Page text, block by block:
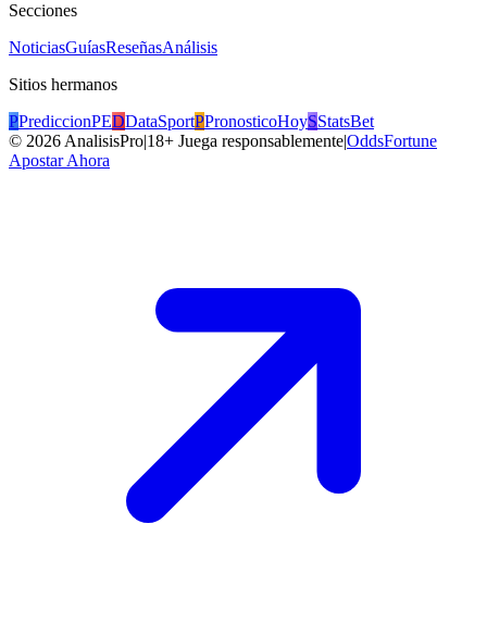
Secciones
NoticiasGuíasReseñasAnálisis
Sitios hermanos
PPrediccionPEDDataSportPPronosticoHoySStatsBet
© 2026 AnalisisPro|18+ Juega responsablemente|OddsFortune
Apostar Ahora